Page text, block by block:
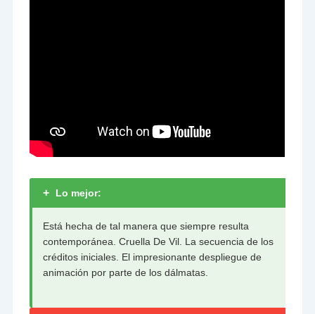
+ Lo mejor:
Está hecha de tal manera que siempre resulta
contemporánea. Cruella De Vil. La secuencia de los
créditos iniciales. El impresionante despliegue de
animación por parte de los dálmatas.